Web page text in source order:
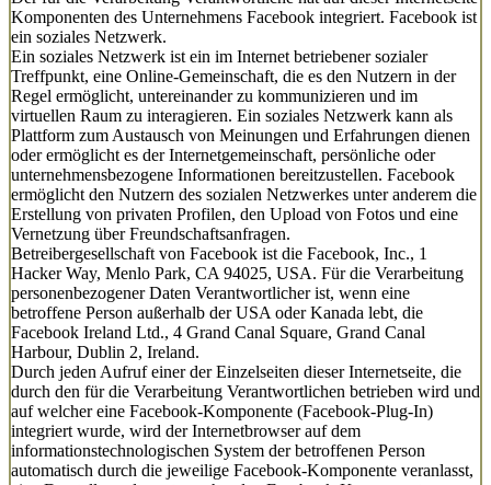
Komponenten des Unternehmens Facebook integriert. Facebook ist
ein soziales Netzwerk.
Ein soziales Netzwerk ist ein im Internet betriebener sozialer
Treffpunkt, eine Online-Gemeinschaft, die es den Nutzern in der
Regel ermöglicht, untereinander zu kommunizieren und im
virtuellen Raum zu interagieren. Ein soziales Netzwerk kann als
Plattform zum Austausch von Meinungen und Erfahrungen dienen
oder ermöglicht es der Internetgemeinschaft, persönliche oder
unternehmensbezogene Informationen bereitzustellen. Facebook
ermöglicht den Nutzern des sozialen Netzwerkes unter anderem die
Erstellung von privaten Profilen, den Upload von Fotos und eine
Vernetzung über Freundschaftsanfragen.
Betreibergesellschaft von Facebook ist die Facebook, Inc., 1
Hacker Way, Menlo Park, CA 94025, USA. Für die Verarbeitung
personenbezogener Daten Verantwortlicher ist, wenn eine
betroffene Person außerhalb der USA oder Kanada lebt, die
Facebook Ireland Ltd., 4 Grand Canal Square, Grand Canal
Harbour, Dublin 2, Ireland.
Durch jeden Aufruf einer der Einzelseiten dieser Internetseite, die
durch den für die Verarbeitung Verantwortlichen betrieben wird und
auf welcher eine Facebook-Komponente (Facebook-Plug-In)
integriert wurde, wird der Internetbrowser auf dem
informationstechnologischen System der betroffenen Person
automatisch durch die jeweilige Facebook-Komponente veranlasst,